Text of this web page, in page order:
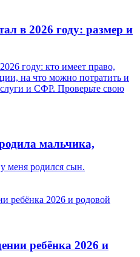
в 2026 году: размер и
году: кто имеет право,
на что можно потратить и
и СФР. Проверьте свою
мальчика,
меня родился сын.
ребёнка 2026 и